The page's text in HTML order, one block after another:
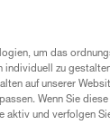
zu
um das
individuell zu
auf unserer
Wenn Sie
aktiv und verfolgen